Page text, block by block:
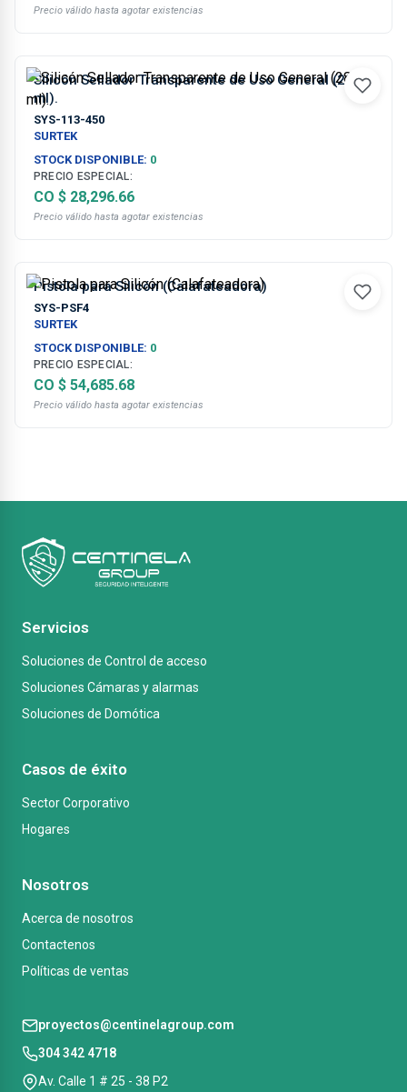
Precio válido hasta agotar existencias
Silicón Sellador Transparente de Uso General (280
ml).
SYS-113-450
SURTEK
STOCK DISPONIBLE: 0
PRECIO ESPECIAL:
CO $ 28,296.66
Precio válido hasta agotar existencias
Pistola para Silicón (Calafateadora)
SYS-PSF4
SURTEK
STOCK DISPONIBLE: 0
PRECIO ESPECIAL:
CO $ 54,685.68
Precio válido hasta agotar existencias
Servicios
Soluciones de Control de acceso
Soluciones Cámaras y alarmas
Soluciones de Domótica
Casos de éxito
Sector Corporativo
Hogares
Nosotros
Acerca de nosotros
Contactenos
Políticas de ventas
proyectos@centinelagroup.com
304 342 4718
Av. Calle 1 # 25 - 38 P2